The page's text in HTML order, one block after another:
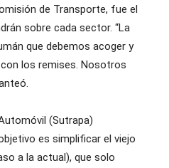
de Transporte, fue el
sobre cada sector. “La
que debemos acoger y
los remises. Nosotros
(Sutrapa)
es simplificar el viejo
a la actual), que solo